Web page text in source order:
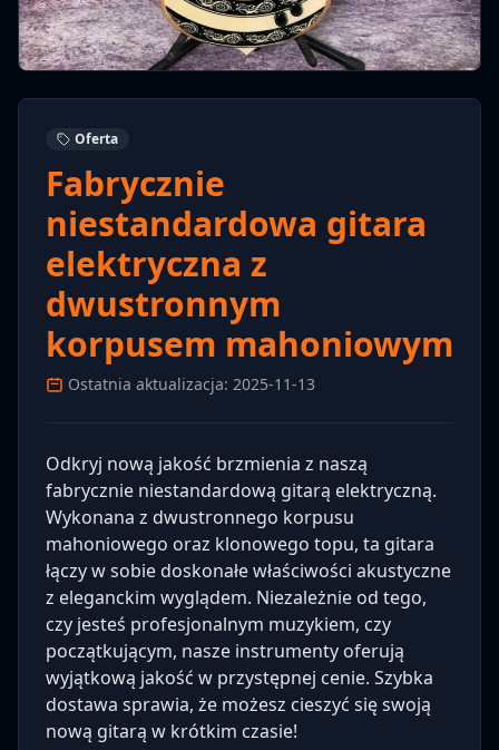
Oferta
Fabrycznie
niestandardowa gitara
elektryczna z
dwustronnym
korpusem mahoniowym
Ostatnia aktualizacja: 2025-11-13
Odkryj nową jakość brzmienia z naszą
fabrycznie niestandardową gitarą elektryczną.
Wykonana z dwustronnego korpusu
mahoniowego oraz klonowego topu, ta gitara
łączy w sobie doskonałe właściwości akustyczne
z eleganckim wyglądem. Niezależnie od tego,
czy jesteś profesjonalnym muzykiem, czy
początkującym, nasze instrumenty oferują
wyjątkową jakość w przystępnej cenie. Szybka
dostawa sprawia, że możesz cieszyć się swoją
nową gitarą w krótkim czasie!